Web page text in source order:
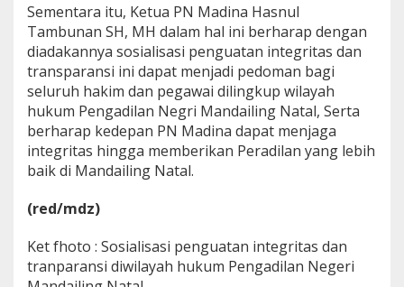
Sementara itu, Ketua PN Madina Hasnul
Tambunan SH, MH dalam hal ini berharap dengan
diadakannya sosialisasi penguatan integritas dan
transparansi ini dapat menjadi pedoman bagi
seluruh hakim dan pegawai dilingkup wilayah
hukum Pengadilan Negri Mandailing Natal, Serta
berharap kedepan PN Madina dapat menjaga
integritas hingga memberikan Peradilan yang lebih
baik di Mandailing Natal.
(red/mdz)
Ket fhoto : Sosialisasi penguatan integritas dan
tranparansi diwilayah hukum Pengadilan Negeri